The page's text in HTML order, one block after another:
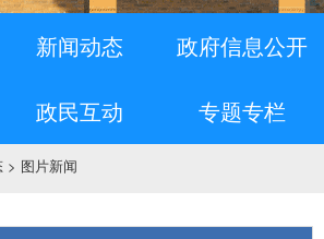
新闻动态 政府信息公开
政民互动 专题专栏
> 图片新闻